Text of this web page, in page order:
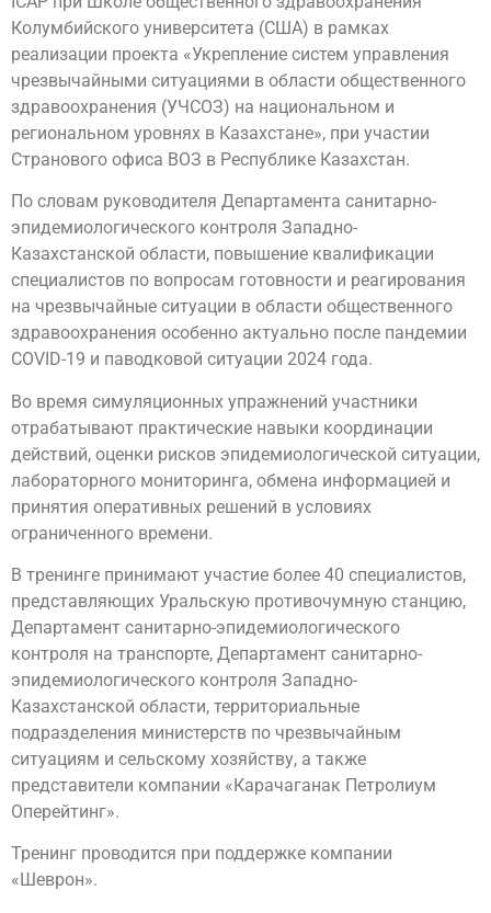
Колумбийского университета (США) в рамках
реализации проекта «Укрепление систем управления
чрезвычайными ситуациями в области общественного
здравоохранения (УЧСОЗ) на национальном и
региональном уровнях в Казахстане», при участии
Странового офиса ВОЗ в Республике Казахстан.
По словам руководителя Департамента санитарно-
эпидемиологического контроля Западно-
Казахстанской области, повышение квалификации
специалистов по вопросам готовности и реагирования
на чрезвычайные ситуации в области общественного
здравоохранения особенно актуально после пандемии
COVID-19 и паводковой ситуации 2024 года.
Во время симуляционных упражнений участники
отрабатывают практические навыки координации
действий, оценки рисков эпидемиологической ситуации,
лабораторного мониторинга, обмена информацией и
принятия оперативных решений в условиях
ограниченного времени.
В тренинге принимают участие более 40 специалистов,
представляющих Уральскую противочумную станцию,
Департамент санитарно-эпидемиологического
контроля на транспорте, Департамент санитарно-
эпидемиологического контроля Западно-
Казахстанской области, территориальные
подразделения министерств по чрезвычайным
ситуациям и сельскому хозяйству, а также
представители компании «Карачаганак Петролиум
Оперейтинг».
Тренинг проводится при поддержке компании
«Шеврон».